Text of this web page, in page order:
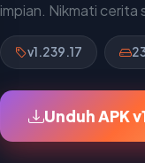
impian. Nikmati cerita
v1.239.17
Unduh APK